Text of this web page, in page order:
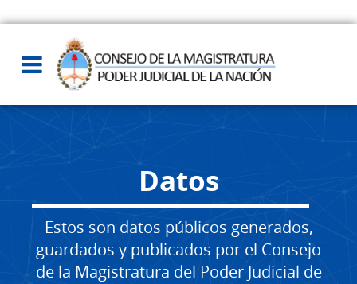
Datos
Estos son datos públicos generados,
guardados y publicados por el Consejo
de la Magistratura del Poder Judicial de